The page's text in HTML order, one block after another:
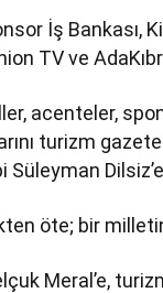
İş Bankası,
TV ve
acenteler,
turizm
Süleyman
öte; bir
Meral’e,